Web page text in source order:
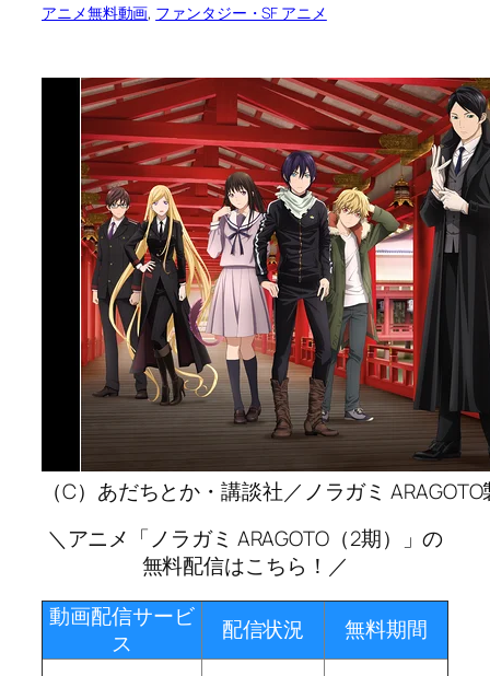
アニメ無料動画, ファンタジー・SF アニメ
（C）あだちとか・講談社／ノラガミ
＼アニメ「ノラガミ ARAGOTO（2期）」の
無料配信はこちら！／
動画配信サービ
ス
配信状況 無料期間